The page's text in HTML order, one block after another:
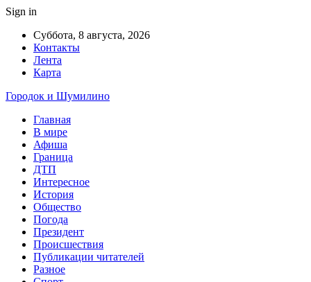
Sign in
Суббота, 8 августа, 2026
Контакты
Лента
Карта
Городок и Шумилино
Главная
В мире
Афиша
Граница
ДТП
Интересное
История
Общество
Погода
Президент
Происшествия
Публикации читателей
Разное